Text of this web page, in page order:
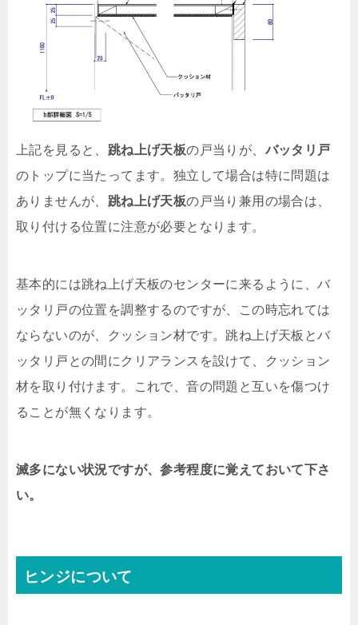
上記を見ると、 跳ね上げ天板の戸当りが、 バッタリ戸
のトップに当たってます。独立して場合は特に問題は
ありませんが、 跳ね上げ天板の戸当り兼用の場合は、
取り付ける位置に注意が必要となります。
基本的には跳ね上げ天板のセンターに来るように、バ
ッタリ戸の位置を調整するのですが、この時忘れては
ならないのが、クッション材です。跳ね上げ天板とバ
ッタリ戸との間にクリアランスを設けて、クッション
材を取り付けます。これで、音の問題と互いを傷つけ
ることが無くなります。
滅多にない状況ですが、参考程度に覚えておいて下さ
い。
ヒンジについて